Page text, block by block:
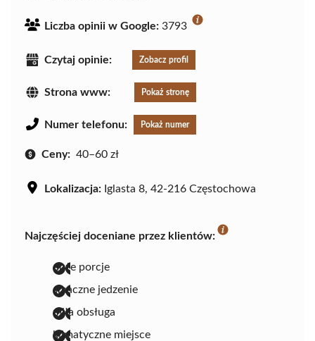
Liczba opinii w Google: 3793
Czytaj opinie: Zobacz profil
Strona www: Pokaż stronę
Numer telefonu: Pokaż numer
Ceny: 40–60 zł
Lokalizacja: Iglasta 8, 42-216 Częstochowa
Najczęściej doceniane przez klientów:
duże porcje
smaczne jedzenie
miła obsługa
klimatyczne miejsce